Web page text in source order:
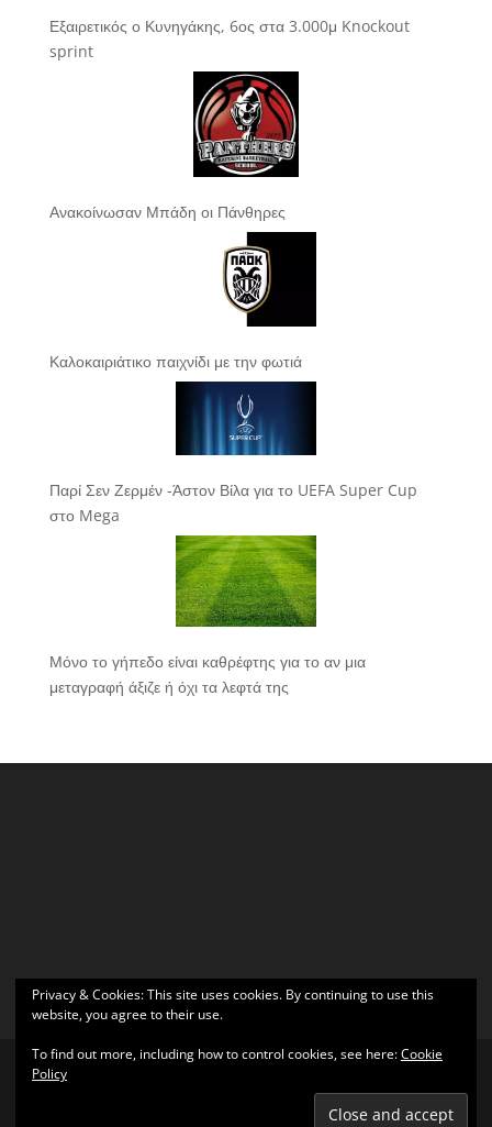
Εξαιρετικός ο Κυνηγάκης, 6ος στα 3.000μ Knockout
sprint
Ανακοίνωσαν Μπάδη οι Πάνθηρες
Καλοκαιριάτικο παιχνίδι με την φωτιά
Παρί Σεν Ζερμέν -Άστον Βίλα για το UEFA Super Cup
στο Mega
Μόνο το γήπεδο είναι καθρέφτης για το αν μια
μεταγραφή άξιζε ή όχι τα λεφτά της
| Υποστηρίζεται από
Privacy & Cookies: This site uses cookies. By continuing to use this
website, you agree to their use.
To find out more, including how to control cookies, see here:Cookie
Policy